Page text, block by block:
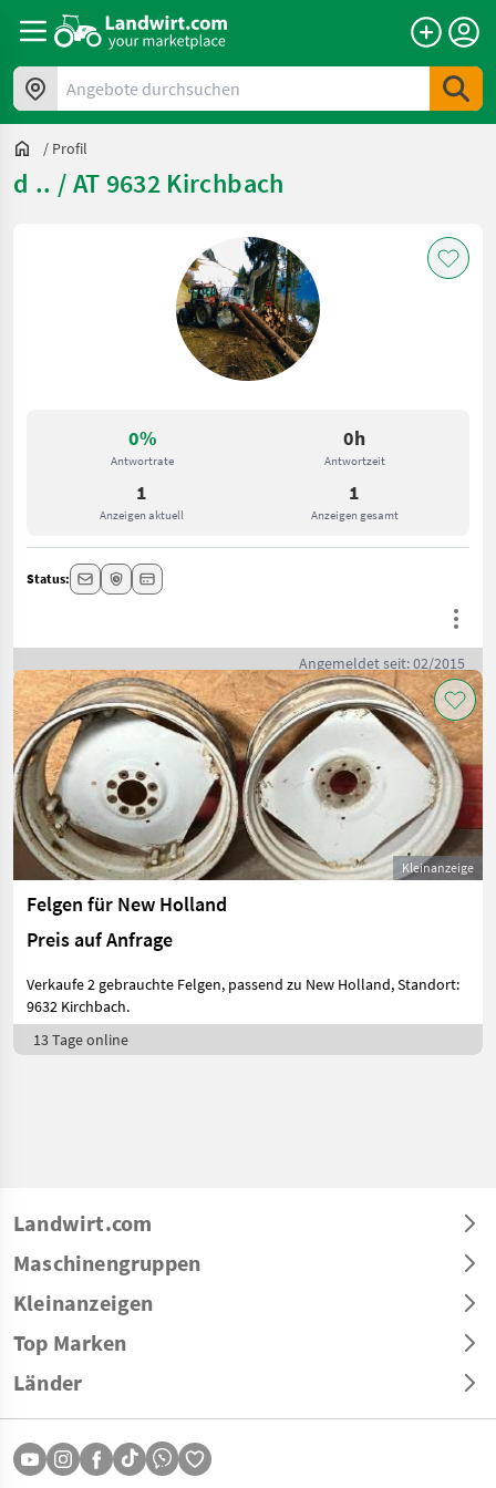
Angebote durchsuchen
/ Profil
d .. / AT 9632 Kirchbach
0%
Antwortrate
0h
Antwortzeit
1
Anzeigen aktuell
1
Anzeigen gesamt
Status:
Angemeldet seit: 02/2015
Kleinanzeige
Felgen für New Holland
Preis auf Anfrage
Verkaufe 2 gebrauchte Felgen, passend zu New Holland, Standort:
9632 Kirchbach.
13 Tage online
Landwirt.com
Maschinengruppen
Kleinanzeigen
Top Marken
Länder